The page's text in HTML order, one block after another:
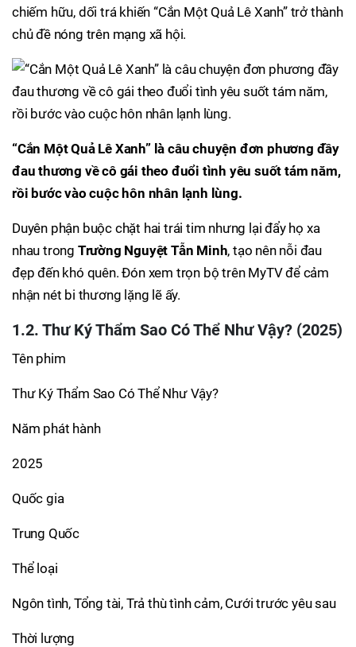
chiếm hữu, dối trá khiến “Cắn Một Quả Lê Xanh” trở thành
chủ đề nóng trên mạng xã hội.
“Cắn Một Quả Lê Xanh” là câu chuyện đơn phương đầy
đau thương về cô gái theo đuổi tình yêu suốt tám năm,
rồi bước vào cuộc hôn nhân lạnh lùng.
Duyên phận buộc chặt hai trái tim nhưng lại đẩy họ xa
nhau trong Trường Nguyệt Tẫn Minh, tạo nên nỗi đau
đẹp đến khó quên. Đón xem trọn bộ trên MyTV để cảm
nhận nét bi thương lặng lẽ ấy.
1.2. Thư Ký Thẩm Sao Có Thể Như Vậy? (2025)
Tên phim
Thư Ký Thẩm Sao Có Thể Như Vậy?
Năm phát hành
2025
Quốc gia
Trung Quốc
Thể loại
Ngôn tình, Tổng tài, Trả thù tình cảm, Cưới trước yêu sau
Thời lượng